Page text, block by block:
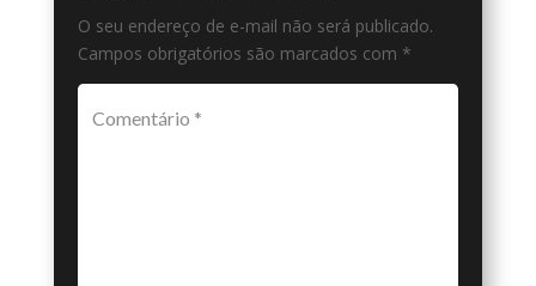
O seu endereço de e-mail não será publicado.
Campos obrigatórios são marcados com *